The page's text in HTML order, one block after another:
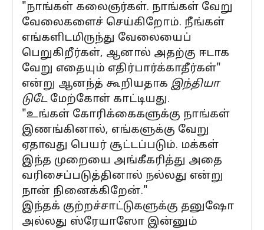
"நாங்கள் கலைஞர்கள். நாங்கள் வேறு
வேலைகளைச் செய்கிறோம். நீங்கள்
எங்களிடமிருந்து வேலையைப்
பெறுகிறீர்கள், ஆனால் அதற்கு ஈடாக
வேறு எதையும் எதிர்பார்க்காதீர்கள்"
என்று ஆனந்த் கூறியதாக இந்தியா
டுடே மேற்கோள் காட்டியது.
"உங்கள் கோரிக்கைகளுக்கு நாங்கள்
இணங்கினால், எங்களுக்கு வேறு
ஏதாவது பெயர் சூட்டப்படும். மக்கள்
இந்த முறையை அங்கீகரித்து அதை
வரிசைப்படுத்தினால் நல்லது என்று
நான் நினைக்கிறேன்."
இந்தக் குற்றச்சாட்டுகளுக்கு தனுஷோ
அல்லது ஸ்ரேயாஸோ இன்னும்